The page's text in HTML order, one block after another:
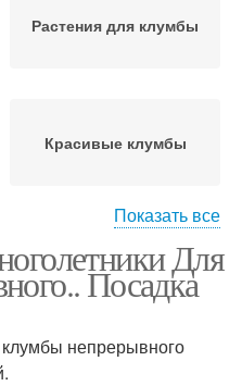
Растения для клумбы
Красивые клумбы
многолетников
Показать все
Для
Посадка
непрерывного